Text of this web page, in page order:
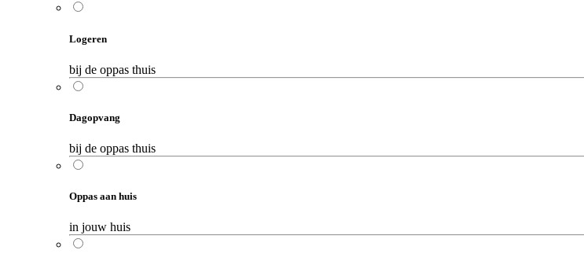
Logeren
bij de oppas thuis
Dagopvang
bij de oppas thuis
Oppas aan huis
in jouw huis